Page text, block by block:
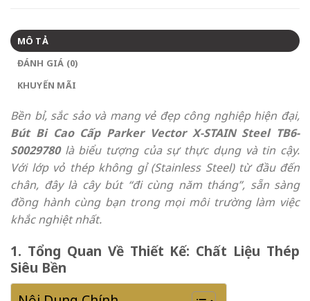
MÔ TẢ
ĐÁNH GIÁ (0)
KHUYẾN MÃI
Bền bỉ, sắc sảo và mang vẻ đẹp công nghiệp hiện đại,
Bút Bi Cao Cấp Parker Vector X-STAIN Steel TB6-
S0029780là biểu tượng của sự thực dụng và tin cậy.
Với lớp vỏ thép không gỉ (Stainless Steel) từ đầu đến
chân, đây là cây bút “đi cùng năm tháng”, sẵn sàng
đồng hành cùng bạn trong mọi môi trường làm việc
khắc nghiệt nhất.
1. Tổng Quan Về Thiết Kế: Chất Liệu Thép
Siêu Bền